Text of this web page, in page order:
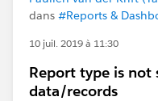
dans #Reports &
10 juil. 2019 à 11:30
Report type is not
data/records